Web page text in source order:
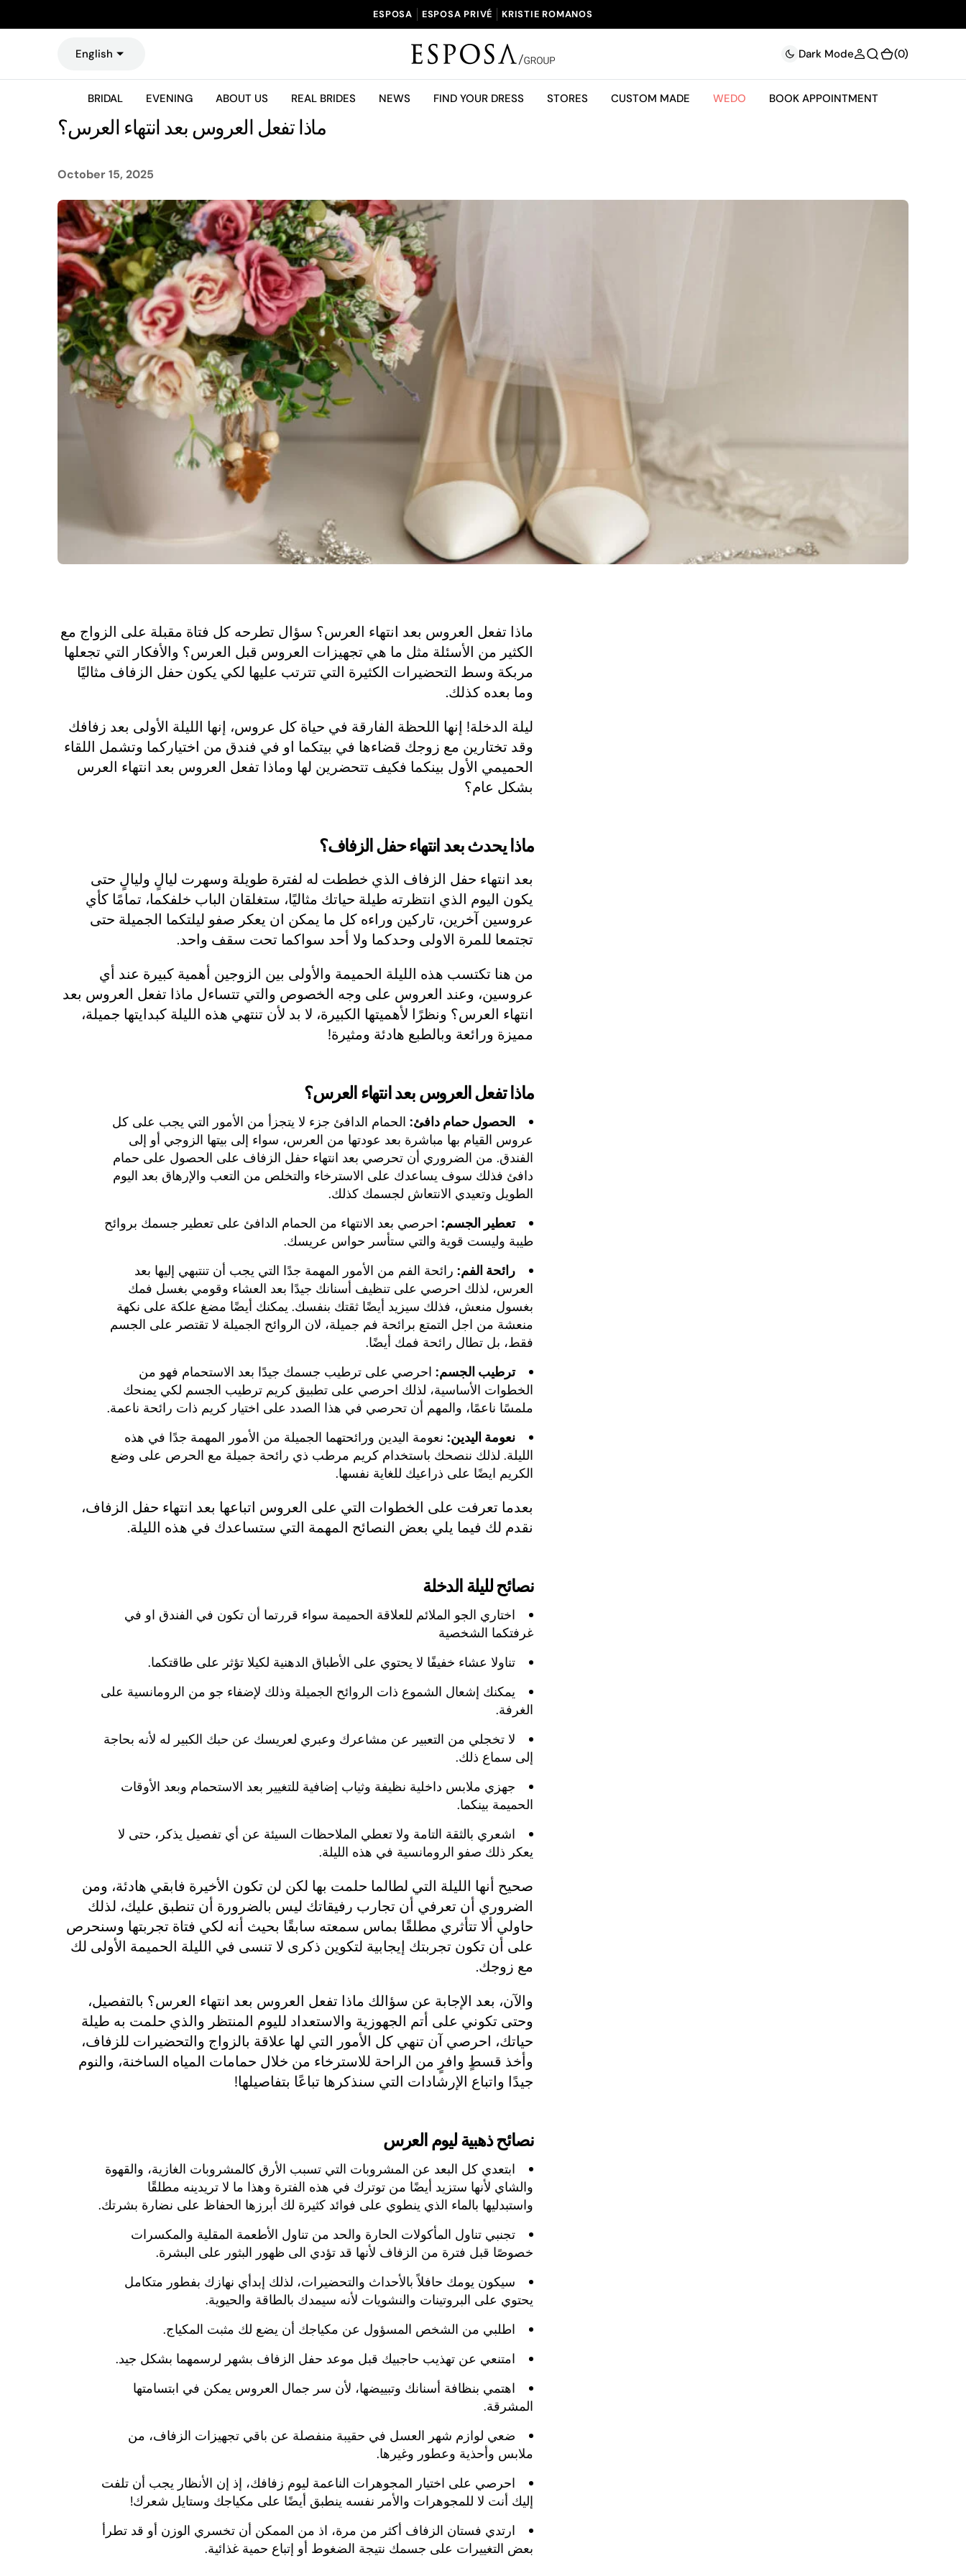
N
N
ESPOSA ESPOSA PRIVÉ KRISTIE ROMANOS
English Dark Mode (0)
BRIDAL EVENING ABOUT US REAL BRIDES NEWS FIND YOUR DRESS STORES CUSTOM MADE WEDO BOOK APPOINTMENT
ماذا تفعل العروس بعد انتهاء العرس؟
October 15, 2025
ماذا تفعل العروس بعد انتهاء العرس؟ سؤال تطرحه كل فتاة مقبلة على الزواج مع
الكثير من الأسئلة مثل ما هي تجهيزات العروس قبل العرس؟ والأفكار التي تجعلها
مربكة وسط التحضيرات الكثيرة التي تترتب عليها لكي يكون حفل الزفاف مثاليًا
وما بعده كذلك.
ليلة الدخلة! إنها اللحظة الفارقة في حياة كل عروس، إنها الليلة الأولى بعد زفافك
وقد تختارين مع زوجك قضاءها في بيتكما او في فندق من اختياركما وتشمل اللقاء
الحميمي الأول بينكما فكيف تتحضرين لها وماذا تفعل العروس بعد انتهاء العرس
بشكل عام؟
ماذا يحدث بعد انتهاء حفل الزفاف؟
بعد انتهاء حفل الزفاف الذي خططت له لفترة طويلة وسهرت ليالٍ وليالٍ حتى
يكون اليوم الذي انتظرته طيلة حياتك مثاليًا، ستغلقان الباب خلفكما، تمامًا كأي
عروسين آخرين، تاركين وراءه كل ما يمكن ان يعكر صفو ليلتكما الجميلة حتى
تجتمعا للمرة الاولى وحدكما ولا أحد سواكما تحت سقف واحد.
من هنا تكتسب هذه الليلة الحميمة والأولى بين الزوجين أهمية كبيرة عند أي
عروسين، وعند العروس على وجه الخصوص والتي تتساءل ماذا تفعل العروس بعد
انتهاء العرس؟ ونظرًا لأهميتها الكبيرة، لا بد لأن تنتهي هذه الليلة كبدايتها جميلة،
مميزة ورائعة وبالطبع هادئة ومثيرة!
ماذا تفعل العروس بعد انتهاء العرس؟
الحصول حمام دافئ:الحمام الدافئ جزء لا يتجزأ من الأمور التي يجب على كل
عروس القيام بها مباشرة بعد عودتها من العرس، سواء إلى بيتها الزوجي أو إلى
الفندق. من الضروري أن تحرصي بعد انتهاء حفل الزفاف على الحصول على حمام
دافئ فذلك سوف يساعدك على الاسترخاء والتخلص من التعب والإرهاق بعد اليوم
الطويل وتعيدي الانتعاش لجسمك كذلك.
تعطير الجسم:احرصي بعد الانتهاء من الحمام الدافئ على تعطير جسمك بروائح
طيبة وليست قوية والتي ستأسر حواس عريسك.
رائحة الفم:رائحة الفم من الأمور المهمة جدًا التي يجب أن تنتبهي إليها بعد
العرس، لذلك احرصي على تنظيف أسنانك جيدًا بعد العشاء وقومي بغسل فمك
بغسول منعش، فذلك سيزيد أيضًا ثقتك بنفسك. يمكنك أيضًا مضغ علكة على نكهة
منعشة من اجل التمتع برائحة فم جميلة، لان الروائح الجميلة لا تقتصر على الجسم
فقط، بل تطال رائحة فمك أيضًا.
ترطيب الجسم:احرصي على ترطيب جسمك جيدًا بعد الاستحمام فهو من
الخطوات الأساسية، لذلك احرصي على تطبيق كريم ترطيب الجسم لكي يمنحك
ملمسًا ناعمًا، والمهم أن تحرصي في هذا الصدد على اختيار كريم ذات رائحة ناعمة.
نعومة اليدين:نعومة اليدين ورائحتهما الجميلة من الأمور المهمة جدًا في هذه
الليلة. لذلك ننصحك باستخدام كريم مرطب ذي رائحة جميلة مع الحرص على وضع
الكريم ايضًا على ذراعيك للغاية نفسها.
بعدما تعرفت على الخطوات التي على العروس اتباعها بعد انتهاء حفل الزفاف،
نقدم لك فيما يلي بعض النصائح المهمة التي ستساعدك في هذه الليلة.
نصائح لليلة الدخلة
اختاري الجو الملائم للعلاقة الحميمة سواء قررتما أن تكون في الفندق او في
غرفتكما الشخصية
تناولا عشاء خفيفًا لا يحتوي على الأطباق الدهنية لكيلا تؤثر على طاقتكما.
يمكنك إشعال الشموع ذات الروائح الجميلة وذلك لإضفاء جو من الرومانسية على
الغرفة.
لا تخجلي من التعبير عن مشاعرك وعبري لعريسك عن حبك الكبير له لأنه بحاجة
إلى سماع ذلك.
جهزي ملابس داخلية نظيفة وثياب إضافية للتغيير بعد الاستحمام وبعد الأوقات
الحميمة بينكما.
اشعري بالثقة التامة ولا تعطي الملاحظات السيئة عن أي تفصيل يذكر، حتى لا
يعكر ذلك صفو الرومانسية في هذه الليلة.
صحيح أنها الليلة التي لطالما حلمت بها لكن لن تكون الأخيرة فابقي هادئة، ومن
الضروري أن تعرفي أن تجارب رفيقاتك ليس بالضرورة أن تنطبق عليك، لذلك
حاولي ألا تتأثري مطلقًا بماس سمعته سابقًا بحيث أنه لكي فتاة تجربتها وسنحرص
على أن تكون تجربتك إيجابية لتكوين ذكرى لا تنسى في الليلة الحميمة الأولى لك
مع زوجك.
والآن، بعد الإجابة عن سؤالك ماذا تفعل العروس بعد انتهاء العرس؟ بالتفصيل،
وحتى تكوني على أتم الجهوزية والاستعداد لليوم المنتظر والذي حلمت به طيلة
حياتك، احرصي آن تنهي كل الأمور التي لها علاقة بالزواج والتحضيرات للزفاف،
وأخذ قسطٍ وافرٍ من الراحة للاسترخاء من خلال حمامات المياه الساخنة، والنوم
جيدًا واتباع الإرشادات التي سنذكرها تباعًا بتفاصيلها!
نصائح ذهبية ليوم العرس
ابتعدي كل البعد عن المشروبات التي تسبب الأرق كالمشروبات الغازية، والقهوة
والشاي لأنها ستزيد أيضًا من توترك في هذه الفترة وهذا ما لا تريدينه مطلقًا
واستبدليها بالماء الذي ينطوي على فوائد كثيرة لك أبرزها الحفاظ على نضارة بشرتك.
تجنبي تناول المأكولات الحارة والحد من تناول الأطعمة المقلية والمكسرات
خصوصًا قبل فترة من الزفاف لأنها قد تؤدي الى ظهور البثور على البشرة.
سيكون يومك حافلاً بالأحداث والتحضيرات، لذلك إبدأي نهازك بفطور متكامل
يحتوي على البروتينات والنشويات لأنه سيمدك بالطاقة والحيوية.
اطلبي من الشخص المسؤول عن مكياجك أن يضع لك مثبت المكياج.
امتنعي عن تهذيب حاجبيك قبل موعد حفل الزفاف بشهر لرسمهما بشكل جيد.
اهتمي بنظافة أسنانك وتبييضها، لأن سر جمال العروس يمكن في ابتسامتها
المشرقة.
ضعي لوازم شهر العسل في حقيبة منفصلة عن باقي تجهيزات الزفاف، من
ملابس وأحذية وعطور وغيرها.
احرصي على اختيار المجوهرات الناعمة ليوم زفافك، إذ إن الأنظار يجب أن تلفت
إليك أنت لا للمجوهرات والأمر نفسه ينطبق أيضًا على مكياجك وستايل شعرك!
ارتدي فستان الزفاف أكثر من مرة، اذ من الممكن أن تخسري الوزن أو قد تطرأ
بعض التغييرات على جسمك نتيجة الضغوط أو إتباع حمية غذائية.